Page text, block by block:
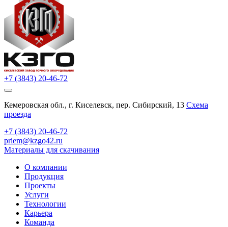
+7 (3843) 20-46-72
Кемеровская обл., г. Киселевск, пер. Сибирский, 13 Схема
проезда
+7 (3843) 20-46-72
priem@kzgo42.ru
Материалы для скачивания
О компании
Продукция
Проекты
Услуги
Технологии
Карьера
Команда